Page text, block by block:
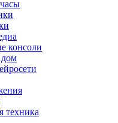
консоли
техника